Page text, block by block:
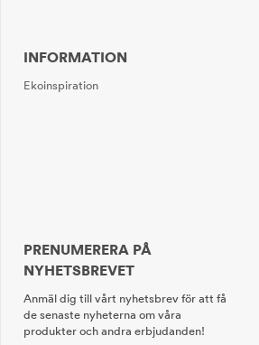
INFORMATION
Ekoinspiration
PRENUMERERA PÅ
NYHETSBREVET
Anmäl dig till vårt nyhetsbrev för att få
de senaste nyheterna om våra
produkter och andra erbjudanden!